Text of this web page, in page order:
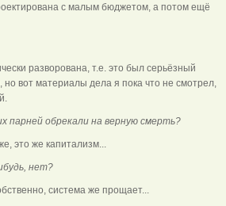
с малым бюджетом, а потом ещё
разворована, т.е. это был серьёзный
но вот материалы дела я пока что не смотрел,
парней обрекали на верную смерть?
это же капитализм...
нет?
система же прощает...